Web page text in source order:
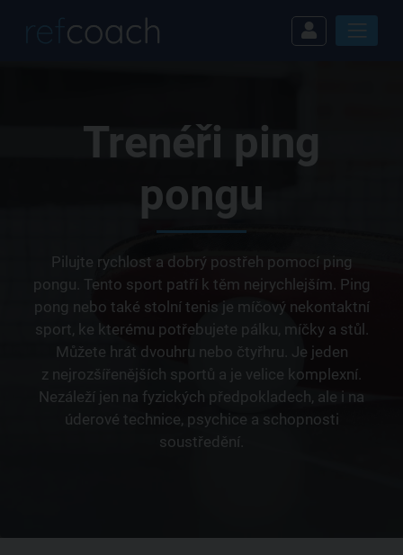
Trenéři ping
pongu
Pilujte rychlost a dobrý postřeh pomocí ping
pongu. Tento sport patří k těm nejrychlejším. Ping
pong nebo také stolní tenis je míčový nekontaktní
sport, ke kterému potřebujete pálku, míčky a stůl.
Můžete hrát dvouhru nebo čtyřhru. Je jeden
z nejrozšířenějších sportů a je velice komplexní.
Nezáleží jen na fyzických předpokladech, ale i na
úderové technice, psychice a schopnosti
soustředění.